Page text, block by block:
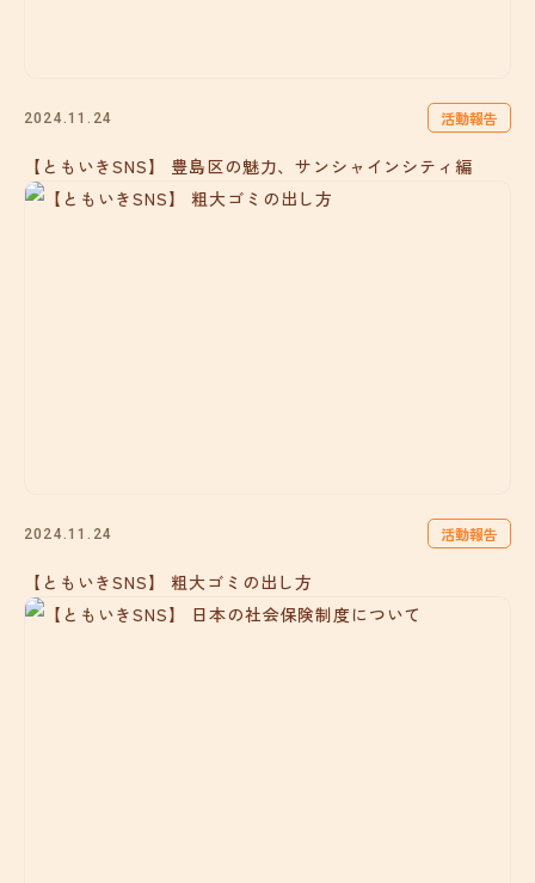
2024.11.24 活動報告
【ともいきSNS】 豊島区の魅力、サンシャインシティ編
2024.11.24 活動報告
【ともいきSNS】 粗大ゴミの出し方